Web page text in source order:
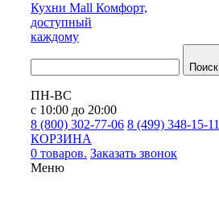
Кухни Mall Комфорт,
доступный
каждому
Поиск
ПН-ВС
с 10:00 до 20:00
8 (800) 302-77-06 8 (499) 348-15-11
КОРЗИНА
0 товаров. Заказать звонок
Меню